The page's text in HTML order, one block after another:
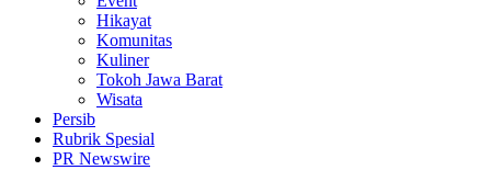
Hikayat
Komunitas
Kuliner
Tokoh Jawa Barat
Wisata
Persib
Rubrik Spesial
PR Newswire